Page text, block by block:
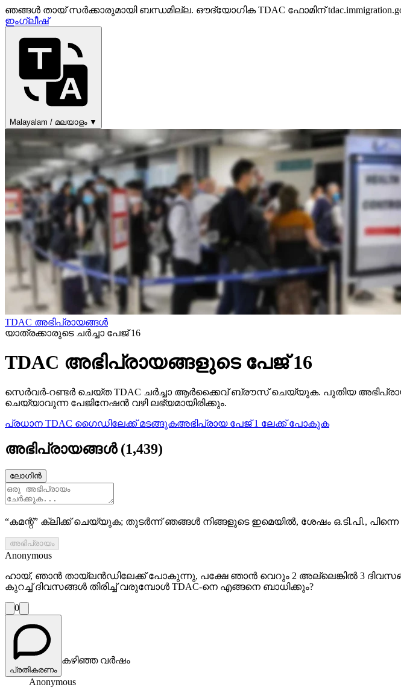
ഞങ്ങൾ തായ് സർക്കാരുമായി ബന്ധമില്ല. ഔദ്യോഗിക TDAC ഫോമിന്
ഇംഗ്ലീഷ്
Malayalam / മലയാളം ▼
TDAC അഭിപ്രായങ്ങൾ
യാത്രക്കാരുടെ ചര്‍ച്ചാ പേജ് 16
TDAC അഭിപ്രായങ്ങളുടെ പേജ് 16
സെർവർ-റണ്ടർ ചെയ്‌ത TDAC ചർച്ചാ ആർക്കൈവ് ബ്രൗസ് ചെയ്യുക. പുതിയ
ചെയ്യാവുന്ന പേജിനേഷൻ വഴി ലഭ്യമായിരിക്കും.
പ്രധാന TDAC ഗൈഡിലേക്ക് മടങ്ങുകഅഭിപ്രായ പേജ് 1 ലേക്ക് പോകുക
അഭിപ്രായങ്ങൾ(1,439)
ലോഗിൻ
“കമന്റ്” ക്ലിക്ക് ചെയ്യുക; തുടർന്ന് ഞങ്ങൾ നിങ്ങളുടെ ഇമെയിൽ, ശേഷം ഒ.ടി.പി., പിന്നെ
അഭിപ്രായം
Anonymous
ഹായ്, ഞാൻ തായ്‌ലൻഡിലേക്ക് പോകുന്നു, പക്ഷേ ഞാൻ വെറും 2 അല്ലെങ്കിൽ 3
കുറച്ച് ദിവസങ്ങൾ തിരിച്ച് വരുമ്പോൾ TDAC-നെ എങ്ങനെ ബാധിക്കും?
0
പ്രതികരണം
കഴിഞ്ഞ വർഷം
Anonymous